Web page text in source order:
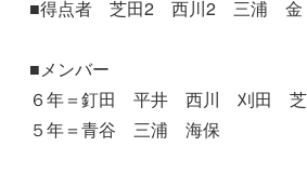
■得点者 芝田2 西川2 三浦 金
■メンバー
６年＝釘田 平井 西川 刈田
５年＝青谷 三浦 海保